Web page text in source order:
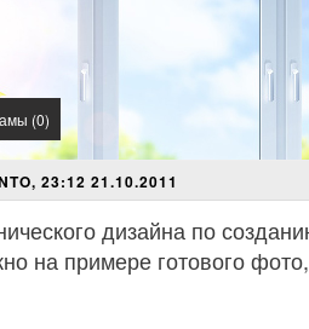
(0)
23:12 21.10.2011
дизайна по
на примере готового